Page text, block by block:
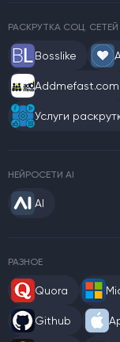
РАСКРУТКА СОЦ. СЕТЕЙ
Bosslike
Addmefast.com
Услуги
НЕЙРОСЕТИ AI
AI
РАЗНОЕ
Quora
Github